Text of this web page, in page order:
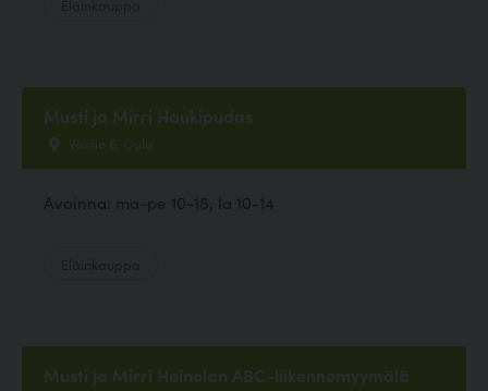
Musti ja Mirri Haukipudas
Välitie 6, Oulu
Avoinna: ma-pe 10-18, la 10-14
Musti ja Mirri Heinolan ABC-liikennemyymälä